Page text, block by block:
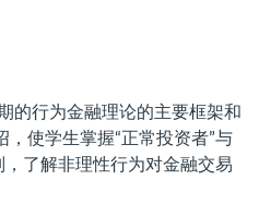
的行为金融理论的主要框架和
使学生掌握“正常投资者”与
，了解非理性行为对金融交易